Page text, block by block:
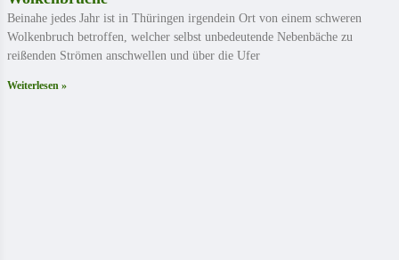
Beinahe jedes Jahr ist in Thüringen irgendein Ort von einem schweren
Wolkenbruch betroffen, welcher selbst unbedeutende Nebenbäche zu
reißenden Strömen anschwellen und über die Ufer
Weiterlesen »